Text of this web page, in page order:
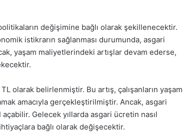
değişimine bağlı olarak şekillenecektir.
istikrarın sağlanması durumunda, asgari
yaşam maliyetlerindeki artışlar devam ederse,
olarak belirlenmiştir. Bu artış, çalışanların yaşam
amacıyla gerçekleştirilmiştir. Ancak, asgari
Gelecek yıllarda asgari ücretin nasıl
bağlı olarak değişecektir.